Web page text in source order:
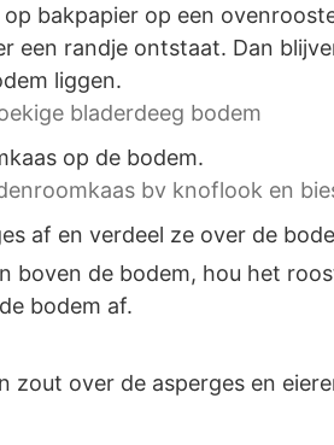
bakpapier op een
een randje ontstaat. Dan
liggen.
bladerdeeg bodem
op de bodem.
bv knoflook en
af en verdeel ze over de
boven de bodem, hou het
bodem af.
zout over de asperges en